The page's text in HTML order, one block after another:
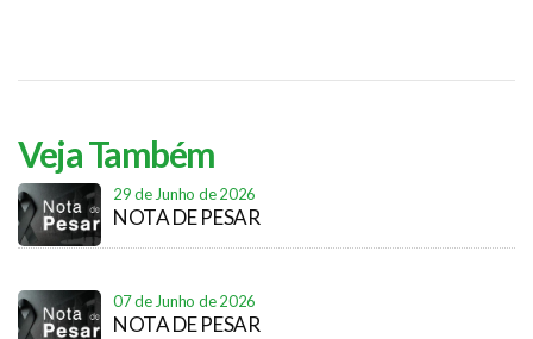
Veja Também
29 de Junho de 2026
NOTA DE PESAR
07 de Junho de 2026
NOTA DE PESAR